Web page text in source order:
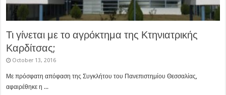
Τι γίνεται με το αγρόκτημα της Κτηνιατρικής
Καρδίτσας;
October 13, 2016
Με πρόσφατη απόφαση της Συγκλήτου του Πανεπιστημίου Θεσσαλίας,
αφαιρέθηκε η ...